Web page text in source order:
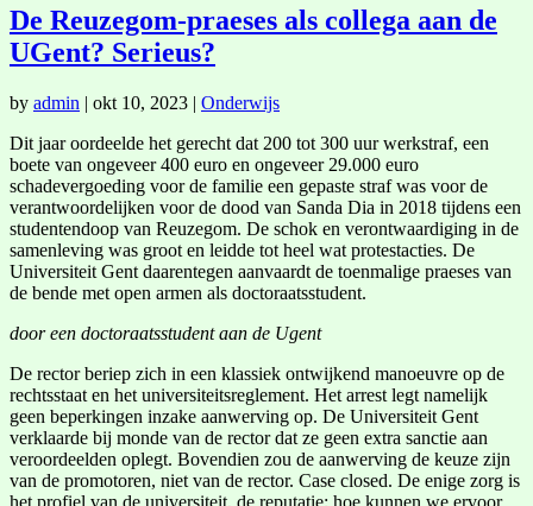
De Reuzegom-praeses als collega aan de
UGent? Serieus?
by admin | okt 10, 2023 | Onderwijs
Dit jaar oordeelde het gerecht dat 200 tot 300 uur werkstraf, een
boete van ongeveer 400 euro en ongeveer 29.000 euro
schadevergoeding voor de familie een gepaste straf was voor de
verantwoordelijken voor de dood van Sanda Dia in 2018 tijdens een
studentendoop van Reuzegom. De schok en verontwaardiging in de
samenleving was groot en leidde tot heel wat protestacties. De
Universiteit Gent daarentegen aanvaardt de toenmalige praeses van
de bende met open armen als doctoraatsstudent.
door een doctoraatsstudent aan de Ugent
De rector beriep zich in een klassiek ontwijkend manoeuvre op de
rechtsstaat en het universiteitsreglement. Het arrest legt namelijk
geen beperkingen inzake aanwerving op. De Universiteit Gent
verklaarde bij monde van de rector dat ze geen extra sanctie aan
veroordeelden oplegt. Bovendien zou de aanwerving de keuze zijn
van de promotoren, niet van de rector. Case closed. De enige zorg is
het profiel van de universiteit, de reputatie: hoe kunnen we ervoor